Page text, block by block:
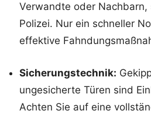
Verwandte oder
Polizei. Nur ein schneller
effektive
Sicherungstechnik:
ungesicherte Türen sind
Achten Sie auf eine